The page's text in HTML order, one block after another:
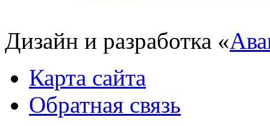
Дизайн и разработка «
Карта сайта
Обратная связь